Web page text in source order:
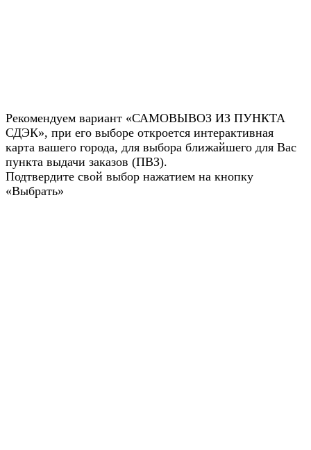
Рекомендуем вариант «САМОВЫВОЗ ИЗ ПУНКТА
СДЭК», при его выборе откроется интерактивная
карта вашего города, для выбора ближайшего для Вас
пункта выдачи заказов (ПВЗ).
Подтвердите свой выбор нажатием на кнопку
«Выбрать»